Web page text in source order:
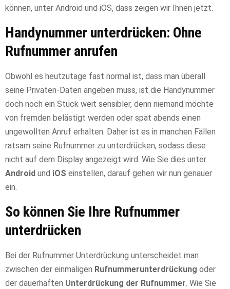
können, unter Android und iOS, dass zeigen wir Ihnen jetzt.
Handynummer unterdrücken: Ohne
Rufnummer anrufen
Obwohl es heutzutage fast normal ist, dass man überall
seine Privaten-Daten angeben muss, ist die Handynummer
doch noch ein Stück weit sensibler, denn niemand möchte
von fremden belästigt werden oder spät abends einen
ungewollten Anruf erhalten. Daher ist es in manchen Fällen
ratsam seine Rufnummer zu unterdrücken, sodass diese
nicht auf dem Display angezeigt wird. Wie Sie dies unter
Android und iOS einstellen, darauf gehen wir nun genauer
ein.
So können Sie Ihre Rufnummer
unterdrücken
Bei der Rufnummer Unterdrückung unterscheidet man
zwischen der einmaligen Rufnummerunterdrückung oder
der dauerhaften Unterdrückung der Rufnummer. Wie Sie